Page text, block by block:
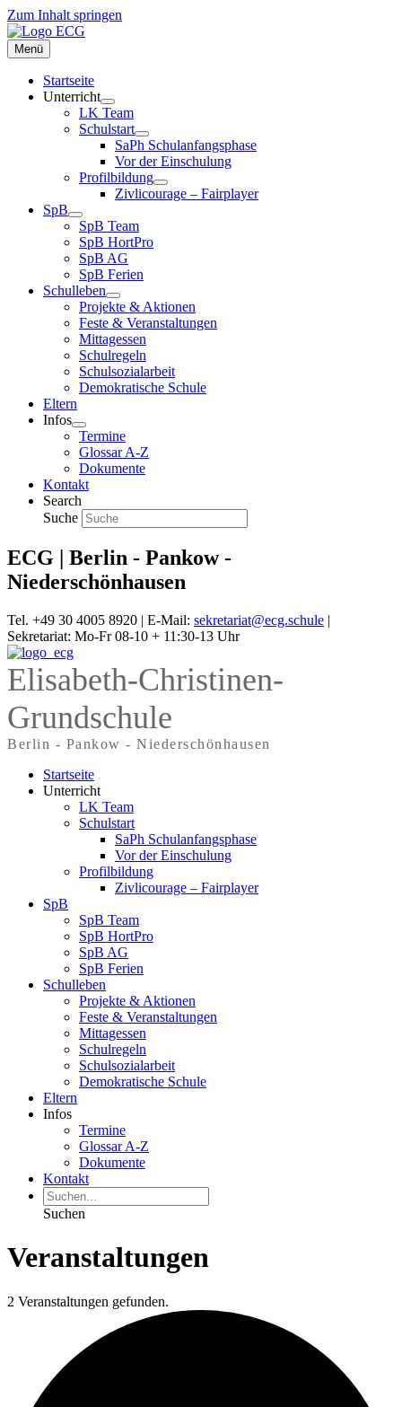
Zum Inhalt springen
Menü
Startseite
Unterricht
LK Team
Schulstart
SaPh Schulanfangsphase
Vor der Einschulung
Profilbildung
Zivlicourage – Fairplayer
SpB
SpB Team
SpB HortPro
SpB AG
SpB Ferien
Schulleben
Projekte & Aktionen
Feste & Veranstaltungen
Mittagessen
Schulregeln
Schulsozialarbeit
Demokratische Schule
Eltern
Infos
Termine
Glossar A-Z
Dokumente
Kontakt
Search
Suche
ECG | Berlin - Pankow -
Niederschönhausen
Tel. +49 30 4005 8920 | E-Mail: sekretariat@ecg.schule |
Sekretariat: Mo-Fr 08-10 + 11:30-13 Uhr
Elisabeth-Christinen-
Grundschule
Berlin - Pankow - Niederschönhausen
Startseite
Unterricht
LK Team
Schulstart
SaPh Schulanfangsphase
Vor der Einschulung
Profilbildung
Zivlicourage – Fairplayer
SpB
SpB Team
SpB HortPro
SpB AG
SpB Ferien
Schulleben
Projekte & Aktionen
Feste & Veranstaltungen
Mittagessen
Schulregeln
Schulsozialarbeit
Demokratische Schule
Eltern
Infos
Termine
Glossar A-Z
Dokumente
Kontakt
Suchen
Veranstaltungen
2 Veranstaltungen gefunden.